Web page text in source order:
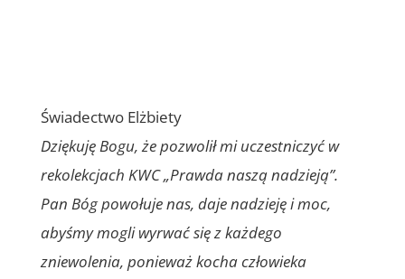
Świadectwo Elżbiety
Dziękuję Bogu, że pozwolił mi uczestniczyć w
rekolekcjach KWC „Prawda naszą nadzieją”.
Pan Bóg powołuje nas, daje nadzieję i moc,
abyśmy mogli wyrwać się z każdego
zniewolenia, ponieważ kocha człowieka